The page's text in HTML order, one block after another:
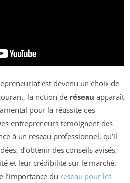
est devenu un choix de
la notion de réseau apparaît
pour la réussite des
entrepreneurs témoignent des
à un réseau professionnel, qu’il
d’obtenir des conseils avisés,
et leur crédibilité sur le marché.
l’importance du réseau pour les